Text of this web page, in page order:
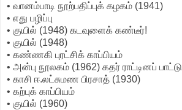
• வானம்பாடி நூற்பதிப்புக் கழகம் (1941)
• எது பழிப்பு
• குயில் (1948) கடவுளைக் கண்டீர்!
• குயில் (1948)
• கண்ணகி புரட்சிக் காப்பியம்
• அன்பு நூலகம் (1962) கதர் ராட்டினப் பாட்டு
• காசி ஈ.லட்சுமண பிரசாத் (1930)
• கற்புக் காப்பியம்
• குயில் (1960)